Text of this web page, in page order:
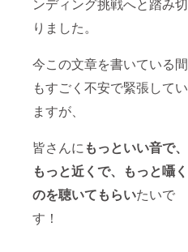
ンディング挑戦へと踏み切
りました。
今この文章を書いている間
もすごく不安で緊張してい
ますが、
皆さんにもっといい音で、
もっと近くで、もっと囁く
のを聴いてもらいたいで
す！